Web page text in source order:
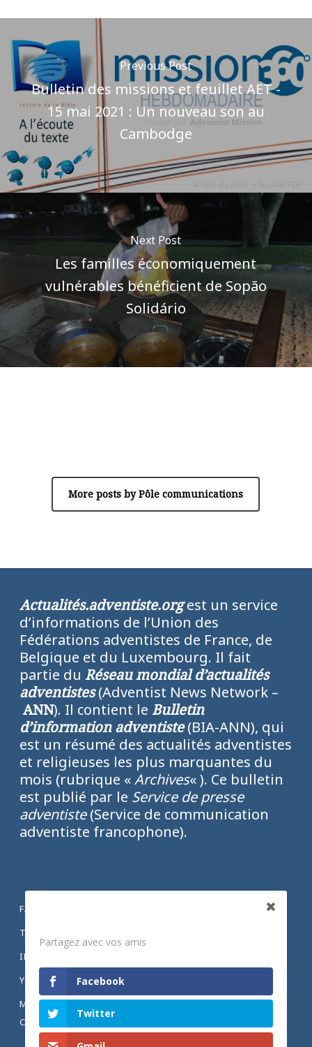
Previous Post
Bulletin des missions et feuillet AET -
15 mai 2021 : Un nouveau son au
Cambodge
Next Post
Les familles économiquement
vulnérables bénéficient de Sopão
Solidário
More posts by Pôle communications
Actualités.adventiste.orgest un service
d’informations de l’Union des
Fédérations adventistes de France, de
Belgique et du Luxembourg. Il fait
partie du Réseau mondial d’actualités
adventistes(Adventist News Network –
ANN). Il contient le Bulletin
d’information adventiste(BIA-ANN), qui
est un résumé des actualités adventistes
et religieuses les plus marquantes du
mois (rubrique «Archives« ). Ce bulletin
est publié par le Service de presse
adventiste(Service de communication
adventiste francophone).
FACEBOOK
TWITTER
INSTAGRAM
YOUTUBE
MENTIONS LÉGALES ET POLITIQUE DE
CONFIDENTIALITÉ
Partagez avec vos amis
Facebook
Twitter